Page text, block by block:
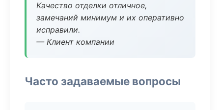
Качество отделки отличное,
замечаний минимум и их оперативно
исправили.
— Клиент компании
Часто задаваемые вопросы